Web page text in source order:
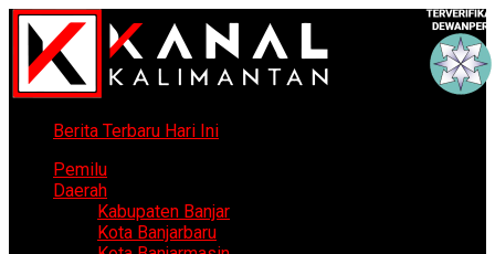
Berita Terbaru Hari Ini
Pemilu
Daerah
Kabupaten Banjar
Kota Banjarbaru